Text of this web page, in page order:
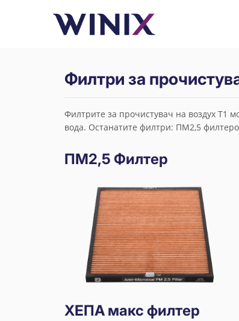
Филтри за
Филтрите за прочистувач на воздух T1
вода. Останатите филтри: ПМ2,5
ПМ2,5 Филтер
ХЕПА макс филтер